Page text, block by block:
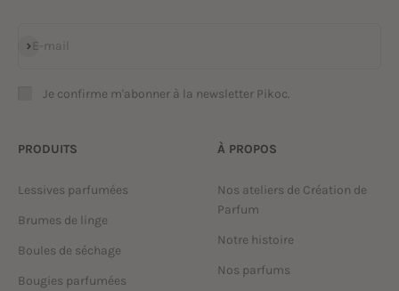
E-mail
S'inscrire
Je confirme m'abonner à la newsletter Pikoc.
PRODUITS
Lessives parfumées
Brumes de linge
Boules de séchage
Bougies parfumées
À PROPOS
Nos ateliers de Création de
Parfum
Notre histoire
Nos parfums